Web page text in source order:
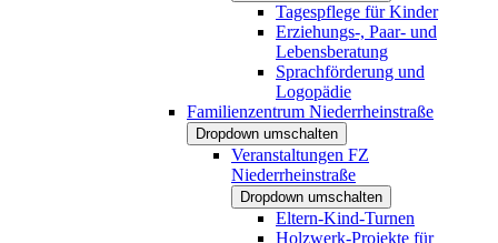
Tagespflege für Kinder
Erziehungs-, Paar- und
Lebensberatung
Sprachförderung und
Logopädie
Familienzentrum Niederrheinstraße
Dropdown umschalten
Veranstaltungen FZ
Niederrheinstraße
Dropdown umschalten
Eltern-Kind-Turnen
Holzwerk-Projekte für